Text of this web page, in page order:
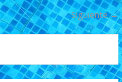
r Siguiente →